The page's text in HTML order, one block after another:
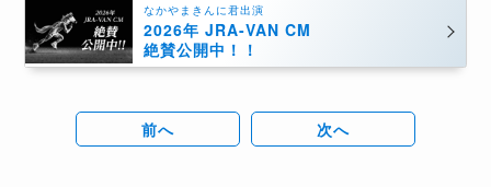
なかやまきんに君出演
2026年 JRA-VAN CM
絶賛公開中！！
前へ 次へ